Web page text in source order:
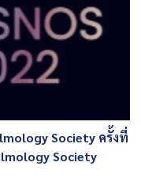
Society ครั้งที่
Society